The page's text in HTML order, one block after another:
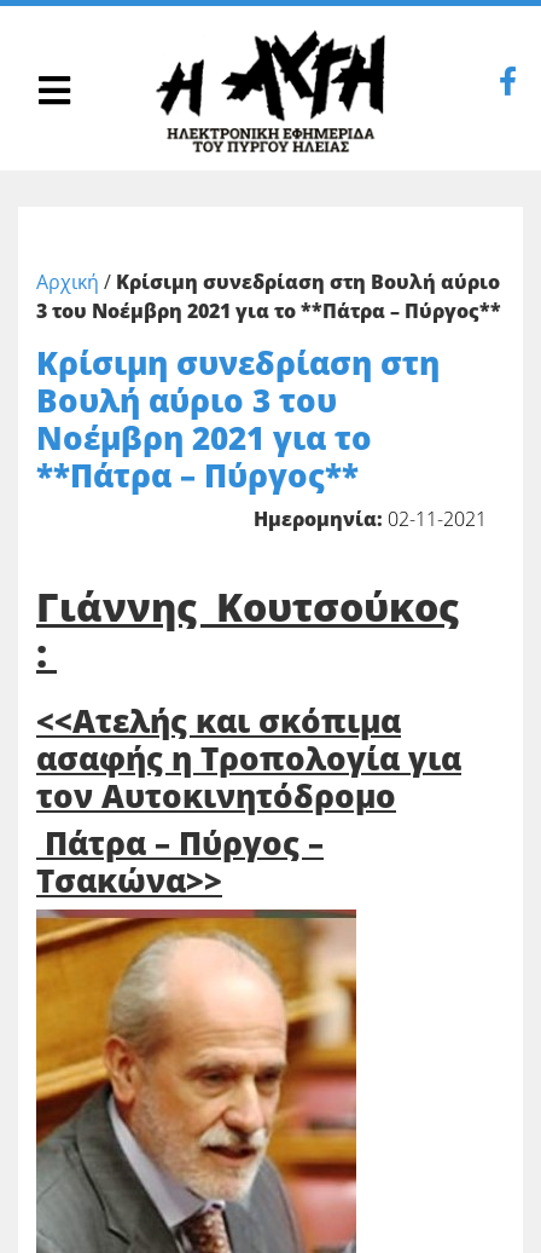
Αρχική / Κρίσιμη συνεδρίαση στη Βουλή αύριο
3 του Νοέμβρη 2021 για το **Πάτρα – Πύργος**
Κρίσιμη συνεδρίαση στη
Βουλή αύριο 3 του
Νοέμβρη 2021 για το
**Πάτρα – Πύργος**
Ημερομηνία: 02-11-2021
Γιάννης Κουτσούκος
:
<<Ατελής και σκόπιμα
ασαφής η Τροπολογία για
τον Αυτοκινητόδρομο
Πάτρα – Πύργος –
Τσακώνα>>